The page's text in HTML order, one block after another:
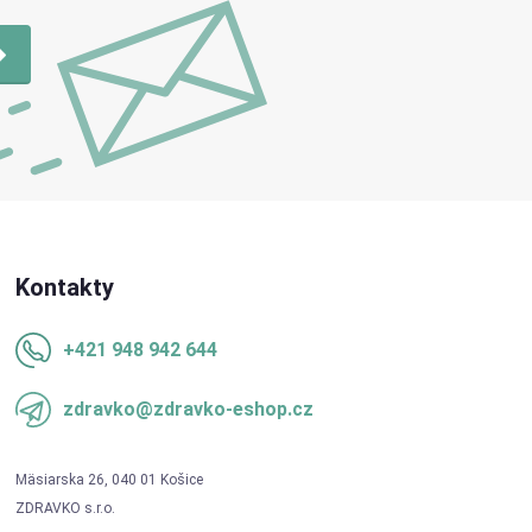
Kontakty
+421 948 942 644
zdravko@zdravko-eshop.cz